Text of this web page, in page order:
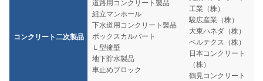
コンクリート二次製品
道路用コンクリート製品
組立マンホール
下水道用コンクリート製品
ボックスカルバート
Ｌ型擁壁
地下貯水製品
車止めブロック
工業（株）
駿広産業（株）
大東ハネダ（株）
ベルテクス（株）
日本コンクリート
（株）
鶴見コンクリート